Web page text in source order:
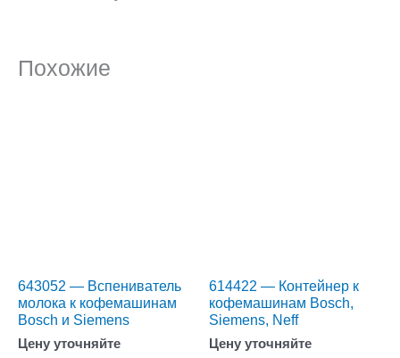
Похожие
643052 — Вспениватель
молока к кофемашинам
Bosch и Siemens
Цену уточняйте
614422 — Контейнер к
кофемашинам Bosch,
Siemens, Neff
Цену уточняйте